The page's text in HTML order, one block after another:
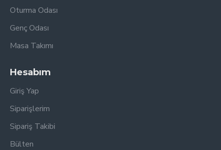
Oturma Odası
Genç Odası
Masa Takımı
Hesabım
Giriş Yap
Siparişlerim
Sipariş Takibi
Bülten